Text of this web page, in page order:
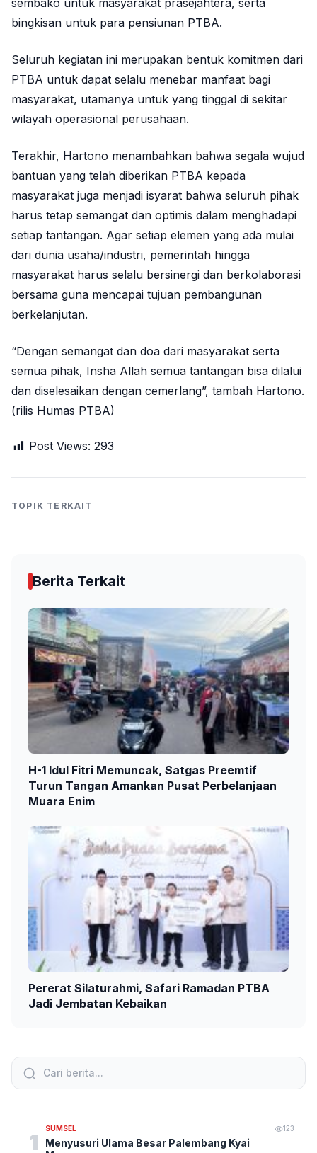
sembako untuk masyarakat prasejahtera, serta
bingkisan untuk para pensiunan PTBA.
Seluruh kegiatan ini merupakan bentuk komitmen dari
PTBA untuk dapat selalu menebar manfaat bagi
masyarakat, utamanya untuk yang tinggal di sekitar
wilayah operasional perusahaan.
Terakhir, Hartono menambahkan bahwa segala wujud
bantuan yang telah diberikan PTBA kepada
masyarakat juga menjadi isyarat bahwa seluruh pihak
harus tetap semangat dan optimis dalam menghadapi
setiap tantangan. Agar setiap elemen yang ada mulai
dari dunia usaha/industri, pemerintah hingga
masyarakat harus selalu bersinergi dan berkolaborasi
bersama guna mencapai tujuan pembangunan
berkelanjutan.
“Dengan semangat dan doa dari masyarakat serta
semua pihak, Insha Allah semua tantangan bisa dilalui
dan diselesaikan dengan cemerlang”, tambah Hartono.
(rilis Humas PTBA)
Post Views: 293
TOPIK TERKAIT
Berita Terkait
H-1 Idul Fitri Memuncak, Satgas Preemtif
Turun Tangan Amankan Pusat Perbelanjaan
Muara Enim
Pererat Silaturahmi, Safari Ramadan PTBA
Jadi Jembatan Kebaikan
1
SUMSEL 123
Menyusuri Ulama Besar Palembang Kyai